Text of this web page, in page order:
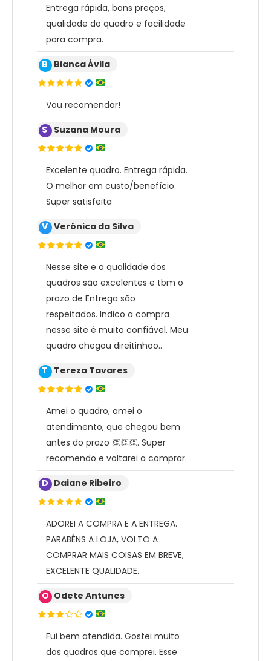
Entrega rápida, bons preços,
qualidade do quadro e facilidade
para compra.
B Bianca Ávila
Vou recomendar!
S Suzana Moura
Excelente quadro. Entrega rápida.
O melhor em custo/benefício.
Super satisfeita
V Verônica da Silva
Nesse site e a qualidade dos
quadros são excelentes e tbm o
prazo de Entrega são
respeitados. Indico a compra
nesse site é muito confiável. Meu
quadro chegou direitinhoo..
T Tereza Tavares
Amei o quadro, amei o
atendimento, que chegou bem
antes do prazo 👏👏👏. Super
recomendo e voltarei a comprar.
D Daiane Ribeiro
ADOREI A COMPRA E A ENTREGA.
PARABÉNS A LOJA, VOLTO A
COMPRAR MAIS COISAS EM BREVE,
EXCELENTE QUALIDADE.
O Odete Antunes
Fui bem atendida. Gostei muito
dos quadros que comprei. Esse